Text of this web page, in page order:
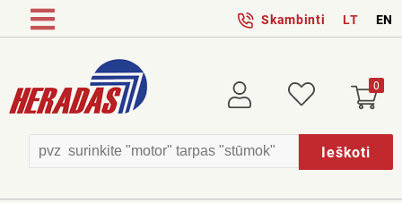
Skambinti LT EN
Ieškoti
Prisijungti Patikusios 0